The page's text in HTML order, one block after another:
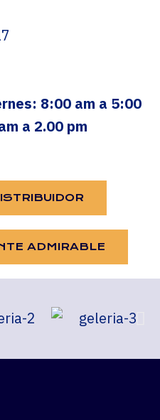
8:00 am a 5:00
a 2.00 pm
ADMIRABLE